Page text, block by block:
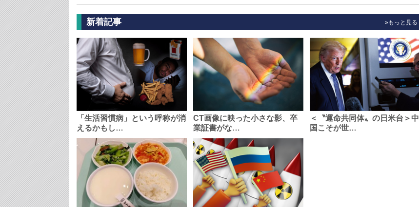
新着記事 »もっと見る
「生活習慣病」という呼称が消
えるかもし…
CT画像に映った小さな影、卒
業証書がな…
＜〝運命共同体〟の日米台＞中
国こそが世…